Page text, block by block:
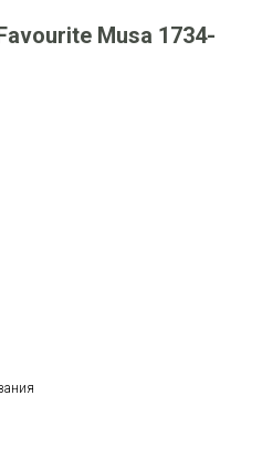
Musa 1734-